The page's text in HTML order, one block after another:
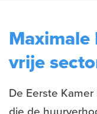
vrije
De Eerste